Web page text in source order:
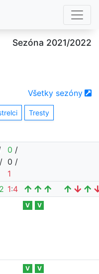
Sezóna 2021/2022
Všetky sezóny
Tresty
/
0 /
0 /
1
2 1:4
V V
V V